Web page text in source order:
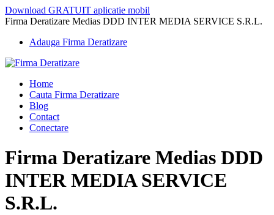
Download GRATUIT aplicatie mobil
Firma Deratizare Medias DDD INTER MEDIA SERVICE S.R.L.
Adauga Firma Deratizare
Home
Cauta Firma Deratizare
Blog
Contact
Conectare
Firma Deratizare Medias DDD
INTER MEDIA SERVICE
S.R.L.